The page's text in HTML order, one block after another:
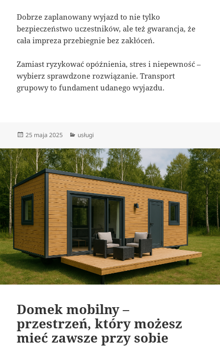
Dobrze zaplanowany wyjazd to nie tylko
bezpieczeństwo uczestników, ale też gwarancja, że
cała impreza przebiegnie bez zakłóceń.
Zamiast ryzykować opóźnienia, stres i niepewność –
wybierz sprawdzone rozwiązanie. Transport
grupowy to fundament udanego wyjazdu.
Data
25 maja 2025 Kategorie
usługi
Domek mobilny –
przestrzeń, który możesz
mieć zawsze przy sobie